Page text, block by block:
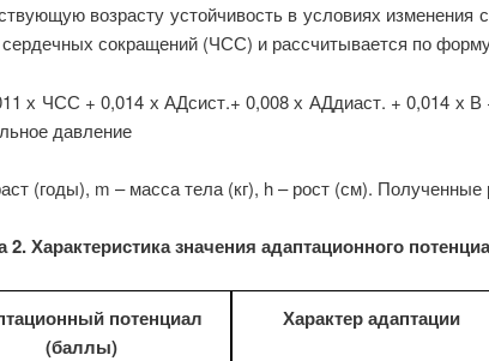
возрасту устойчивость в условиях
сердечных сокращений (ЧСС) и рассчитывается по
х ЧСС + 0,014 х АДсист.+ 0,008 х АДдиаст. + 0,014 х В
давление
(годы), m – масса тела (кг), h – рост (см).
2. Характеристика значения адаптационного
потенциал
(баллы)
Характер адаптации